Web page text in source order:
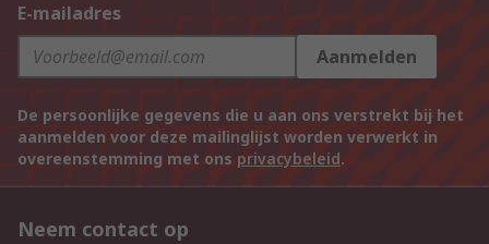
E-mailadres
Aanmelden
De persoonlijke gegevens die u aan ons verstrekt bij het
aanmelden voor deze mailinglijst worden verwerkt in
overeenstemming met ons privacybeleid.
Neem contact op